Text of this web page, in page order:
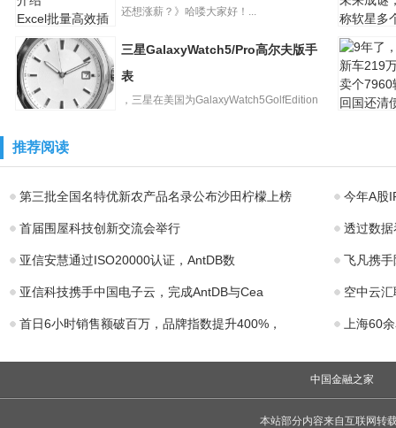
一代MetaQues
Excel批量高效插
入空白行方法介
绍
还想涨薪？》哈喽大家好！...
经典单机
《仙剑奇
未来成谜
称软星多
GalaxyWatch5/Pr
三星GalaxyWatch5/Pro高尔夫版手
表
，三星在美国为GalaxyWatch5GolfEdition
推荐阅读
第三批全国名特优新农产品名录公布沙田柠檬上榜 今年A股
首届围屋科技创新交流会举行 透过数据
亚信安慧通过ISO20000认证，AntDB数 飞凡携
亚信科技携手中国电子云，完成AntDB与Cea 空中云
首日6小时销售额破百万，品牌指数提升400%， 上海60
中国金融之家
本站部分内容来自互联网转